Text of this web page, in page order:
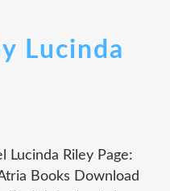
Lucinda
Lucinda Riley Page:
Books Download